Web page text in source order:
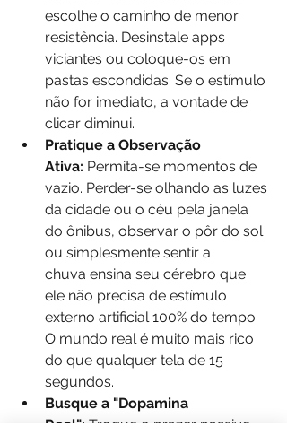
escolhe o caminho de menor
resistência. Desinstale apps
viciantes ou coloque-os em
pastas escondidas. Se o estímulo
não for imediato, a vontade de
clicar diminui.
Pratique a Observação
Ativa: Permita-se momentos de
vazio. Perder-se olhando as luzes
da cidade ou o céu pela janela
do ônibus, observar o pôr do sol
ou simplesmente sentir a
chuva ensina seu cérebro que
ele não precisa de estímulo
externo artificial 100% do tempo.
O mundo real é muito mais rico
do que qualquer tela de 15
segundos.
Busque a "Dopamina
Real": Troque o prazer passivo